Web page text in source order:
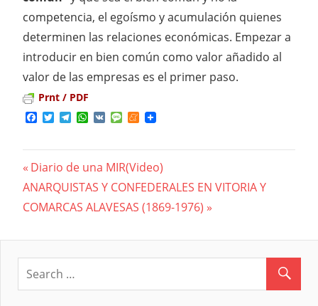
competencia, el egoísmo y acumulación quienes
determinen las relaciones económicas. Empezar a
introducir en bien común como valor añadido al
valor de las empresas es el primer paso.
Prnt / PDF
Facebook
TwitterTelegram
WhatsApp
VK MessageMeneame
Navegación
de
entradas
Previous
Post:
Diario de una MIR(Video)
Next
Post:
ANARQUISTAS Y CONFEDERALES EN VITORIA Y
COMARCAS ALAVESAS (1869-1976)